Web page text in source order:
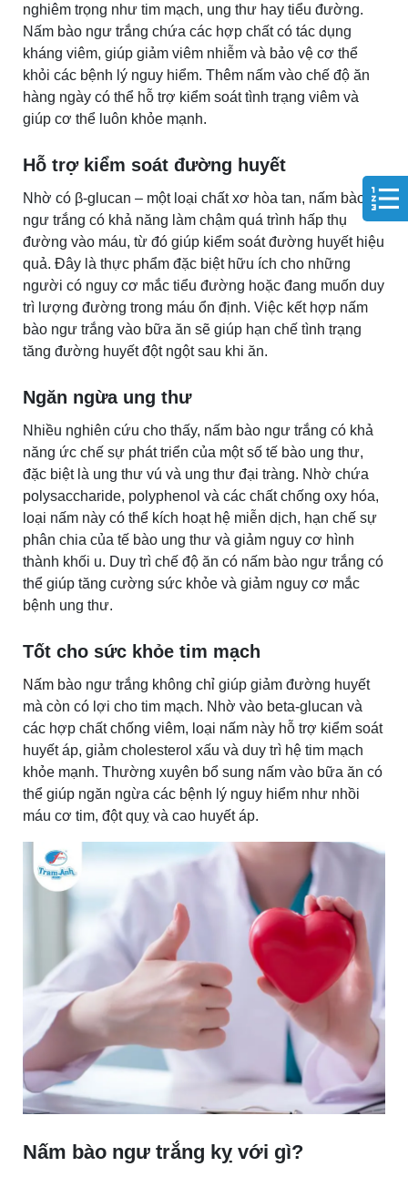
nghiêm trọng như tim mạch, ung thư hay tiểu đường.
Nấm bào ngư trắng chứa các hợp chất có tác dụng
kháng viêm, giúp giảm viêm nhiễm và bảo vệ cơ thể
khỏi các bệnh lý nguy hiểm. Thêm nấm vào chế độ ăn
hàng ngày có thể hỗ trợ kiểm soát tình trạng viêm và
giúp cơ thể luôn khỏe mạnh.
Hỗ trợ kiểm soát đường huyết
Nhờ có β-glucan – một loại chất xơ hòa tan, nấm bào
ngư trắng có khả năng làm chậm quá trình hấp thụ
đường vào máu, từ đó giúp kiểm soát đường huyết hiệu
quả. Đây là thực phẩm đặc biệt hữu ích cho những
người có nguy cơ mắc tiểu đường hoặc đang muốn duy
trì lượng đường trong máu ổn định. Việc kết hợp nấm
bào ngư trắng vào bữa ăn sẽ giúp hạn chế tình trạng
tăng đường huyết đột ngột sau khi ăn.
Ngăn ngừa ung thư
Nhiều nghiên cứu cho thấy, nấm bào ngư trắng có khả
năng ức chế sự phát triển của một số tế bào ung thư,
đặc biệt là ung thư vú và ung thư đại tràng. Nhờ chứa
polysaccharide, polyphenol và các chất chống oxy hóa,
loại nấm này có thể kích hoạt hệ miễn dịch, hạn chế sự
phân chia của tế bào ung thư và giảm nguy cơ hình
thành khối u. Duy trì chế độ ăn có nấm bào ngư trắng có
thể giúp tăng cường sức khỏe và giảm nguy cơ mắc
bệnh ung thư.
Tốt cho sức khỏe tim mạch
Nấm bào ngư trắng không chỉ giúp giảm đường huyết
mà còn có lợi cho tim mạch. Nhờ vào beta-glucan và
các hợp chất chống viêm, loại nấm này hỗ trợ kiểm soát
huyết áp, giảm cholesterol xấu và duy trì hệ tim mạch
khỏe mạnh. Thường xuyên bổ sung nấm vào bữa ăn có
thể giúp ngăn ngừa các bệnh lý nguy hiểm như nhồi
máu cơ tim, đột quỵ và cao huyết áp.
Nấm bào ngư trắng kỵ với gì?